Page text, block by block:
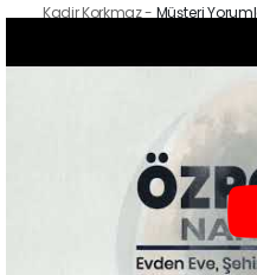
Kadir Korkmaz- Müşteri
-Müşteri Yorumları